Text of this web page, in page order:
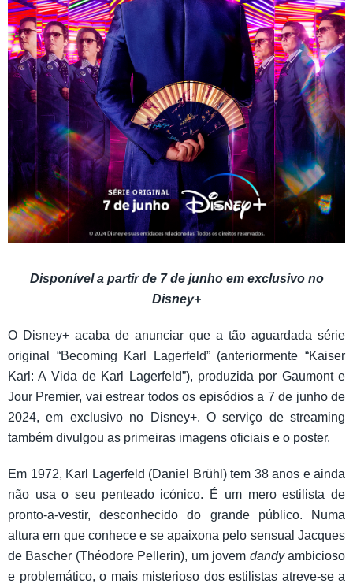
Disponível a partir de 7 de junho em exclusivo no
Disney+
O Disney+ acaba de anunciar que a tão aguardada série
original “Becoming Karl Lagerfeld” (anteriormente “Kaiser
Karl: A Vida de Karl Lagerfeld”), produzida por Gaumont e
Jour Premier, vai estrear todos os episódios a 7 de junho de
2024, em exclusivo no Disney+. O serviço de streaming
também divulgou as primeiras imagens oficiais e o poster.
Em 1972, Karl Lagerfeld (Daniel Brühl) tem 38 anos e ainda
não usa o seu penteado icónico. É um mero estilista de
pronto-a-vestir, desconhecido do grande público. Numa
altura em que conhece e se apaixona pelo sensual Jacques
de Bascher (Théodore Pellerin), um jovem dandyambicioso
e problemático, o mais misterioso dos estilistas atreve-se a